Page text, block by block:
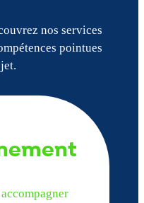
nos services
pointues